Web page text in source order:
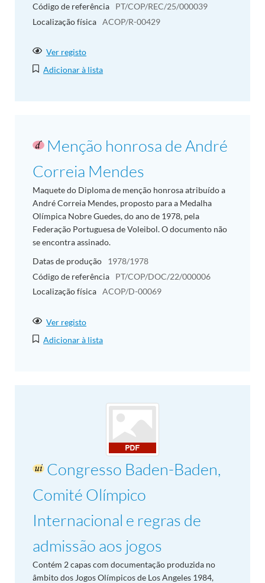
Código de referência
PT/COP/REC/25/000039
Localização física ACOP/R-00429
Ver registo
Adicionar à lista
Menção honrosa de André
Correia Mendes
Maquete do Diploma de menção honrosa atribuído a
André Correia Mendes, proposto para a Medalha
Olímpica Nobre Guedes, do ano de 1978, pela
Federação Portuguesa de Voleibol. O documento não
se encontra assinado.
Datas de produção
1978/1978
Código de referência
PT/COP/DOC/22/000006
Localização física ACOP/D-00069
Ver registo
Adicionar à lista
Congresso Baden-Baden,
Comité Olímpico
Internacional e regras de
admissão aos jogos
Contém 2 capas com documentação produzida no
âmbito dos Jogos Olímpicos de Los Angeles 1984,